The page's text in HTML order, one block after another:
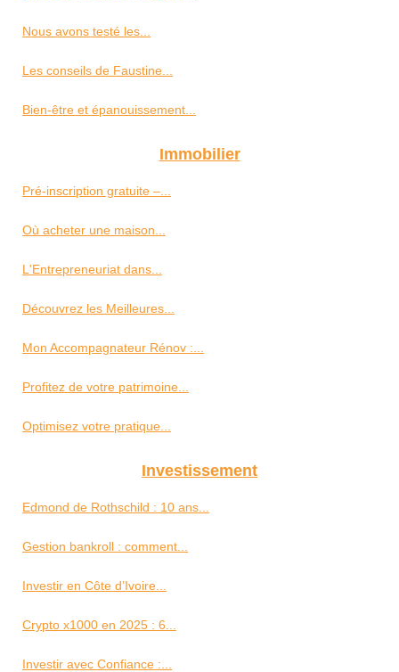
Nous avons testé les...
Les conseils de Faustine...
Bien-être et épanouissement...
Immobilier
Pré-inscription gratuite –...
Où acheter une maison...
L'Entrepreneuriat dans...
Découvrez les Meilleures...
Mon Accompagnateur Rénov :...
Profitez de votre patrimoine...
Optimisez votre pratique...
Investissement
Edmond de Rothschild : 10 ans...
Gestion bankroll : comment...
Investir en Côte d’Ivoire...
Crypto x1000 en 2025 : 6...
Investir avec Confiance :...